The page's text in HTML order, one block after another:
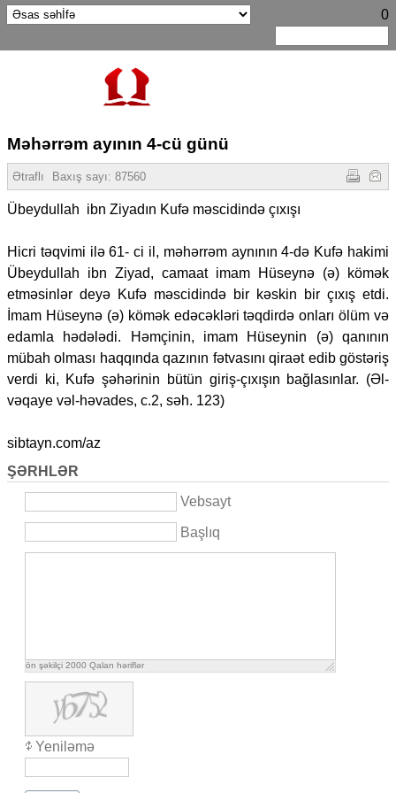
0
Məhərrəm ayının 4-cü günü
Ətraflı Baxış sayı: 87560
Übeydullah ibn Ziyadın Kufə məscidində çıxışı
Hicri təqvimi ilə 61- ci il, məhərrəm aynının 4-də Kufə hakimi
Übeydullah ibn Ziyad, camaat imam Hüseynə (ə) kömək
etməsinlər deyə Kufə məscidində bir kəskin bir çıxış etdi.
İmam Hüseynə (ə) kömək edəcəkləri təqdirdə onları ölüm və
edamla hədələdi. Həmçinin, imam Hüseynin (ə) qanının
mübah olması haqqında qazının fətvasını qiraət edib göstəriş
verdi ki, Kufə şəhərinin bütün giriş-çıxışın bağlasınlar. (Əl-
vəqaye vəl-həvades, c.2, səh. 123)
sibtayn.com/az
ŞƏRHLƏR
Vebsayt
Başlıq
ön şəkilçi 2000 Qalan həriflər
Yeniləmə